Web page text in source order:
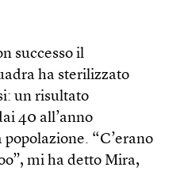
successo il
ha sterilizzato
un risultato
40 all’anno
“C’erano
mi ha detto Mira,